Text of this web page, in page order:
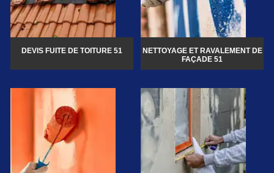
DEVIS FUITE DE TOITURE 51
NETTOYAGE ET RAVALEMENT DE
FAÇADE 51